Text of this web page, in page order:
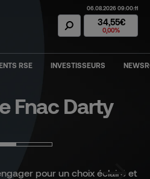
Action Fnac
06.08.2026 09:00:11
34,55€
0,00%
RSE INVESTISSEURS
Fnac Darty
pour un choix éclairé et